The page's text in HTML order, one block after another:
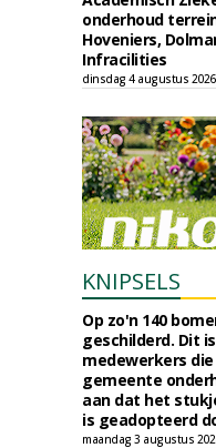
onderhoud
Hoveniers,
Infracilities
dinsdag 4 augustus 2026
KNIPSELS
Op zo'n 140
geschilderd. Dit
medewerkers
gemeente
aan dat het
is geadopteerd
maandag 3 augustus